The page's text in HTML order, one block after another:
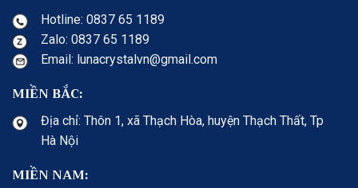
Hotline: 0837 65 1189
Zalo: 0837 65 1189
Email: lunacrystalvn@gmail.com
MIỀN BẮC:
Địa chỉ: Thôn 1, xã Thạch Hòa, huyện Thạch Thất, Tp
Hà Nội
MIỀN NAM: